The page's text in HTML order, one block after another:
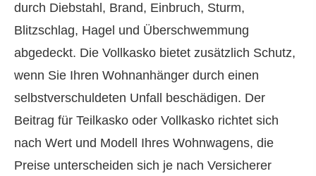
durch Diebstahl, Brand, Einbruch, Sturm,
Blitzschlag, Hagel und Überschwemmung
abgedeckt. Die Vollkasko bietet zusätzlich Schutz,
wenn Sie Ihren Wohnanhänger durch einen
selbstverschuldeten Unfall beschädigen. Der
Beitrag für Teilkasko oder Vollkasko richtet sich
nach Wert und Modell Ihres Wohnwagens, die
Preise unterscheiden sich je nach Versicherer